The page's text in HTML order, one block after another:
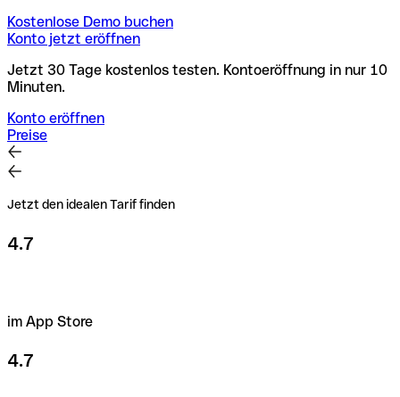
Kostenlose Demo buchen
Konto jetzt eröffnen
Jetzt 30 Tage kostenlos testen. Kontoeröffnung in nur 10
Minuten.
Konto eröffnen
Preise
Jetzt den idealen Tarif finden
4.7
im App Store
4.7